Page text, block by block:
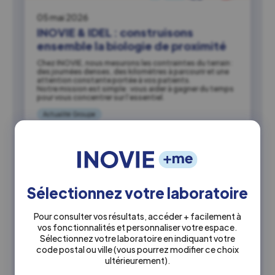
Sélectionnez votre laboratoire
Pour consulter vos résultats, accéder + facilement à
vos fonctionnalités et personnaliser votre espace.
Sélectionnez votre laboratoire en indiquant votre
code postal ou ville(vous pourrez modifier ce choix
ultérieurement).
05 mai 2026
INOVIE & IDEL : construisons
ensemble la biologie de proximité
Chez INOVIE, nous mesurons les contraintes du terrain :
des journées denses, des kilomètres à parcourir et une
attention constante portée à vos patients.
Notre mission est simple : vous aider à gagner du temps
pour vous concentrer sur l’essentiel.
Actualité Groupe